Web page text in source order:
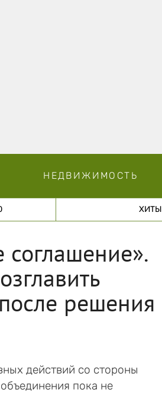
НЕДВИЖИМОСТЬ
ХИТЫ
решения
действий со стороны
пока не